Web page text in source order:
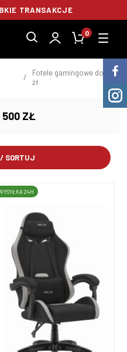
TRANSAKCJE
0
/
Fotele gamingowe do 500
zł
500 ZŁ
SORTUJ
24H